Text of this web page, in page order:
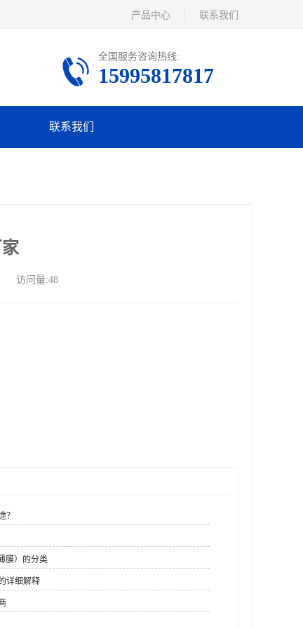
联系我们
产品中心
全国服务咨询热线:
15995817817
联系我们
访问量:48
？
膜）的分类
详细解释